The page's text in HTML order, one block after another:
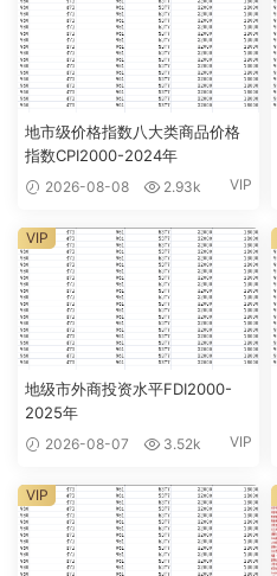
地市级价格指数八大类商品价格
指数CPI2000-2024年
2026-08-08 2.93k VIP
地级市外商投资水平FDI2000-
2025年
2026-08-07 3.52k VIP
VIP
VIP